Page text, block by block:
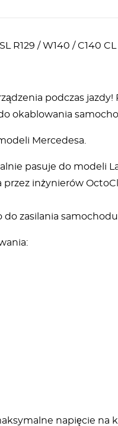
R129 / W140 / C140
podczas
okablowania
Mercedesa.
pasuje do
inżynierów
zasilania samochodu
napięcie na